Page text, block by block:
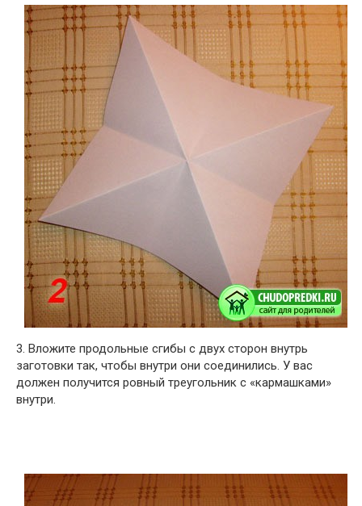
3. Вложите продольные сгибы с двух сторон внутрь
заготовки так, чтобы внутри они соединились. У вас
должен получится ровный треугольник с «кармашками»
внутри.